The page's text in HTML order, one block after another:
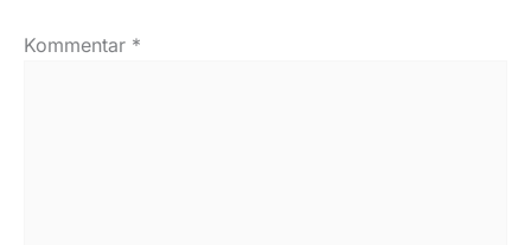
Kommentar *